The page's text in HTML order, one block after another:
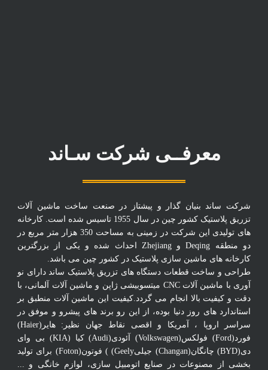
معرفــی شرکت سـاند
شرکت ساند بنیان گذار و پیشتاز در صنعت ساخت ماشین آلات
تزریق پلاستیک کشور چین در سال 1955 تاسیس شده است. کارخانه
های تولیدی این شرکت در زمینی به مساحت 350 هزار متر مربع در
دو منطقه Deqing و Zhejiang احداث شده و یکی از بزرگترین
کارخانه های ماشین سازی پلاستیک در کشور چین می باشد.
طراحی و ساخت قطعات دستگاه های تزریق پلاستیک ساند دارای نو
آوری با ماشین آلات CNC میتسوبیشی ژاپن و ماشین آلات آلمانی، با
دقت و کیفیت بالا انجام می گردد.کیفیت این ماشین آلات منطبق بر
استاندارد های روز دنیا بوده، از این رو برند های پیشرو و موفق در
سراسر اروپا ، آمریکا و اقصی نقاط جهان نظیر: هایر(Haier)
فورد(Ford) فولکس(Volkswagen) آئودی(Audi) کیا (KIA) بی وای
دی(BYD) چانگان(Changan) جیلیGeely) ) فوتون(Foton) برای تولید
بخشی از مصنوعات در صنایع اتومبیل سازی، لوازم خانگی و ...